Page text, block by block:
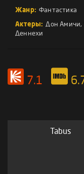
Жанр: Фантастика
Актеры: Дон Амичи,
Деннехи
7.1
Tabus